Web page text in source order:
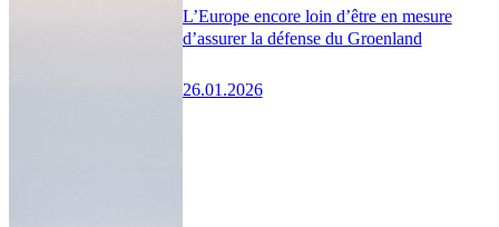
L’Europe encore loin d’être en mesure
d’assurer la défense du Groenland
26.01.2026